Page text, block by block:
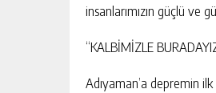
insanlarımızın güçlü ve
“KALBİMİZLE
Adıyaman’a depremin